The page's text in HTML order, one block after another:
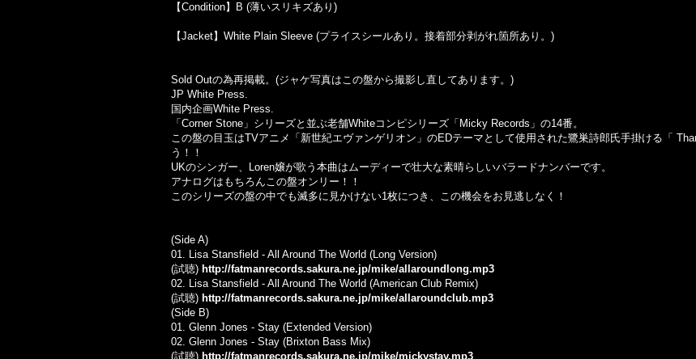
【Condition】B (薄いスリキズあり)
【Jacket】White Plain Sleeve (プライスシールあり。接着部分剥がれ箇所あり。)
Sold Outの為再掲載。(ジャケ写真はこの盤から撮影し直してあります。)
JP White Press.
国内企画White Press.
「Corner Stone」シリーズと並ぶ老舗Whiteコンピシリーズ「Micky Records」の14番。
この盤の目玉はTVアニメ「新世紀エヴァンゲリオン」のEDテーマとして使用された鷺巣詩郎氏手掛ける「
う！！
UKのシンガー、Loren嬢が歌う本曲はムーディーで壮大な素晴らしいバラードナンバーです。
アナログはもちろんこの盤オンリー！！
このシリーズの盤の中でも滅多に見かけない1枚につき、この機会をお見逃しなく！
(Side A)
01. Lisa Stansfield - All Around The World (Long Version)
(試聴) http://fatmanrecords.sakura.ne.jp/mike/allaroundlong.mp3
02. Lisa Stansfield - All Around The World (American Club Remix)
(試聴) http://fatmanrecords.sakura.ne.jp/mike/allaroundclub.mp3
(Side B)
01. Glenn Jones - Stay (Extended Version)
02. Glenn Jones - Stay (Brixton Bass Mix)
(試聴) http://fatmanrecords.sakura.ne.jp/mike/mickystay.mp3